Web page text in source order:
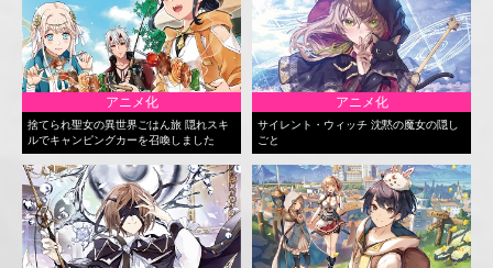
アニメ化
捨てられ聖女の異世界ごはん旅 隠れスキ
ルでキャンピングカーを召喚しました
アニメ化
サイレント・ウィッチ 沈黙の魔女の隠し
ごと